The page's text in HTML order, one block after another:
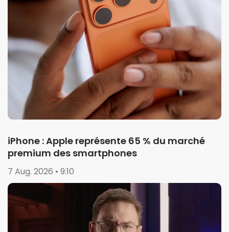
iPhone : Apple représente 65 % du marché
premium des smartphones
7 Aug. 2026 • 9:10